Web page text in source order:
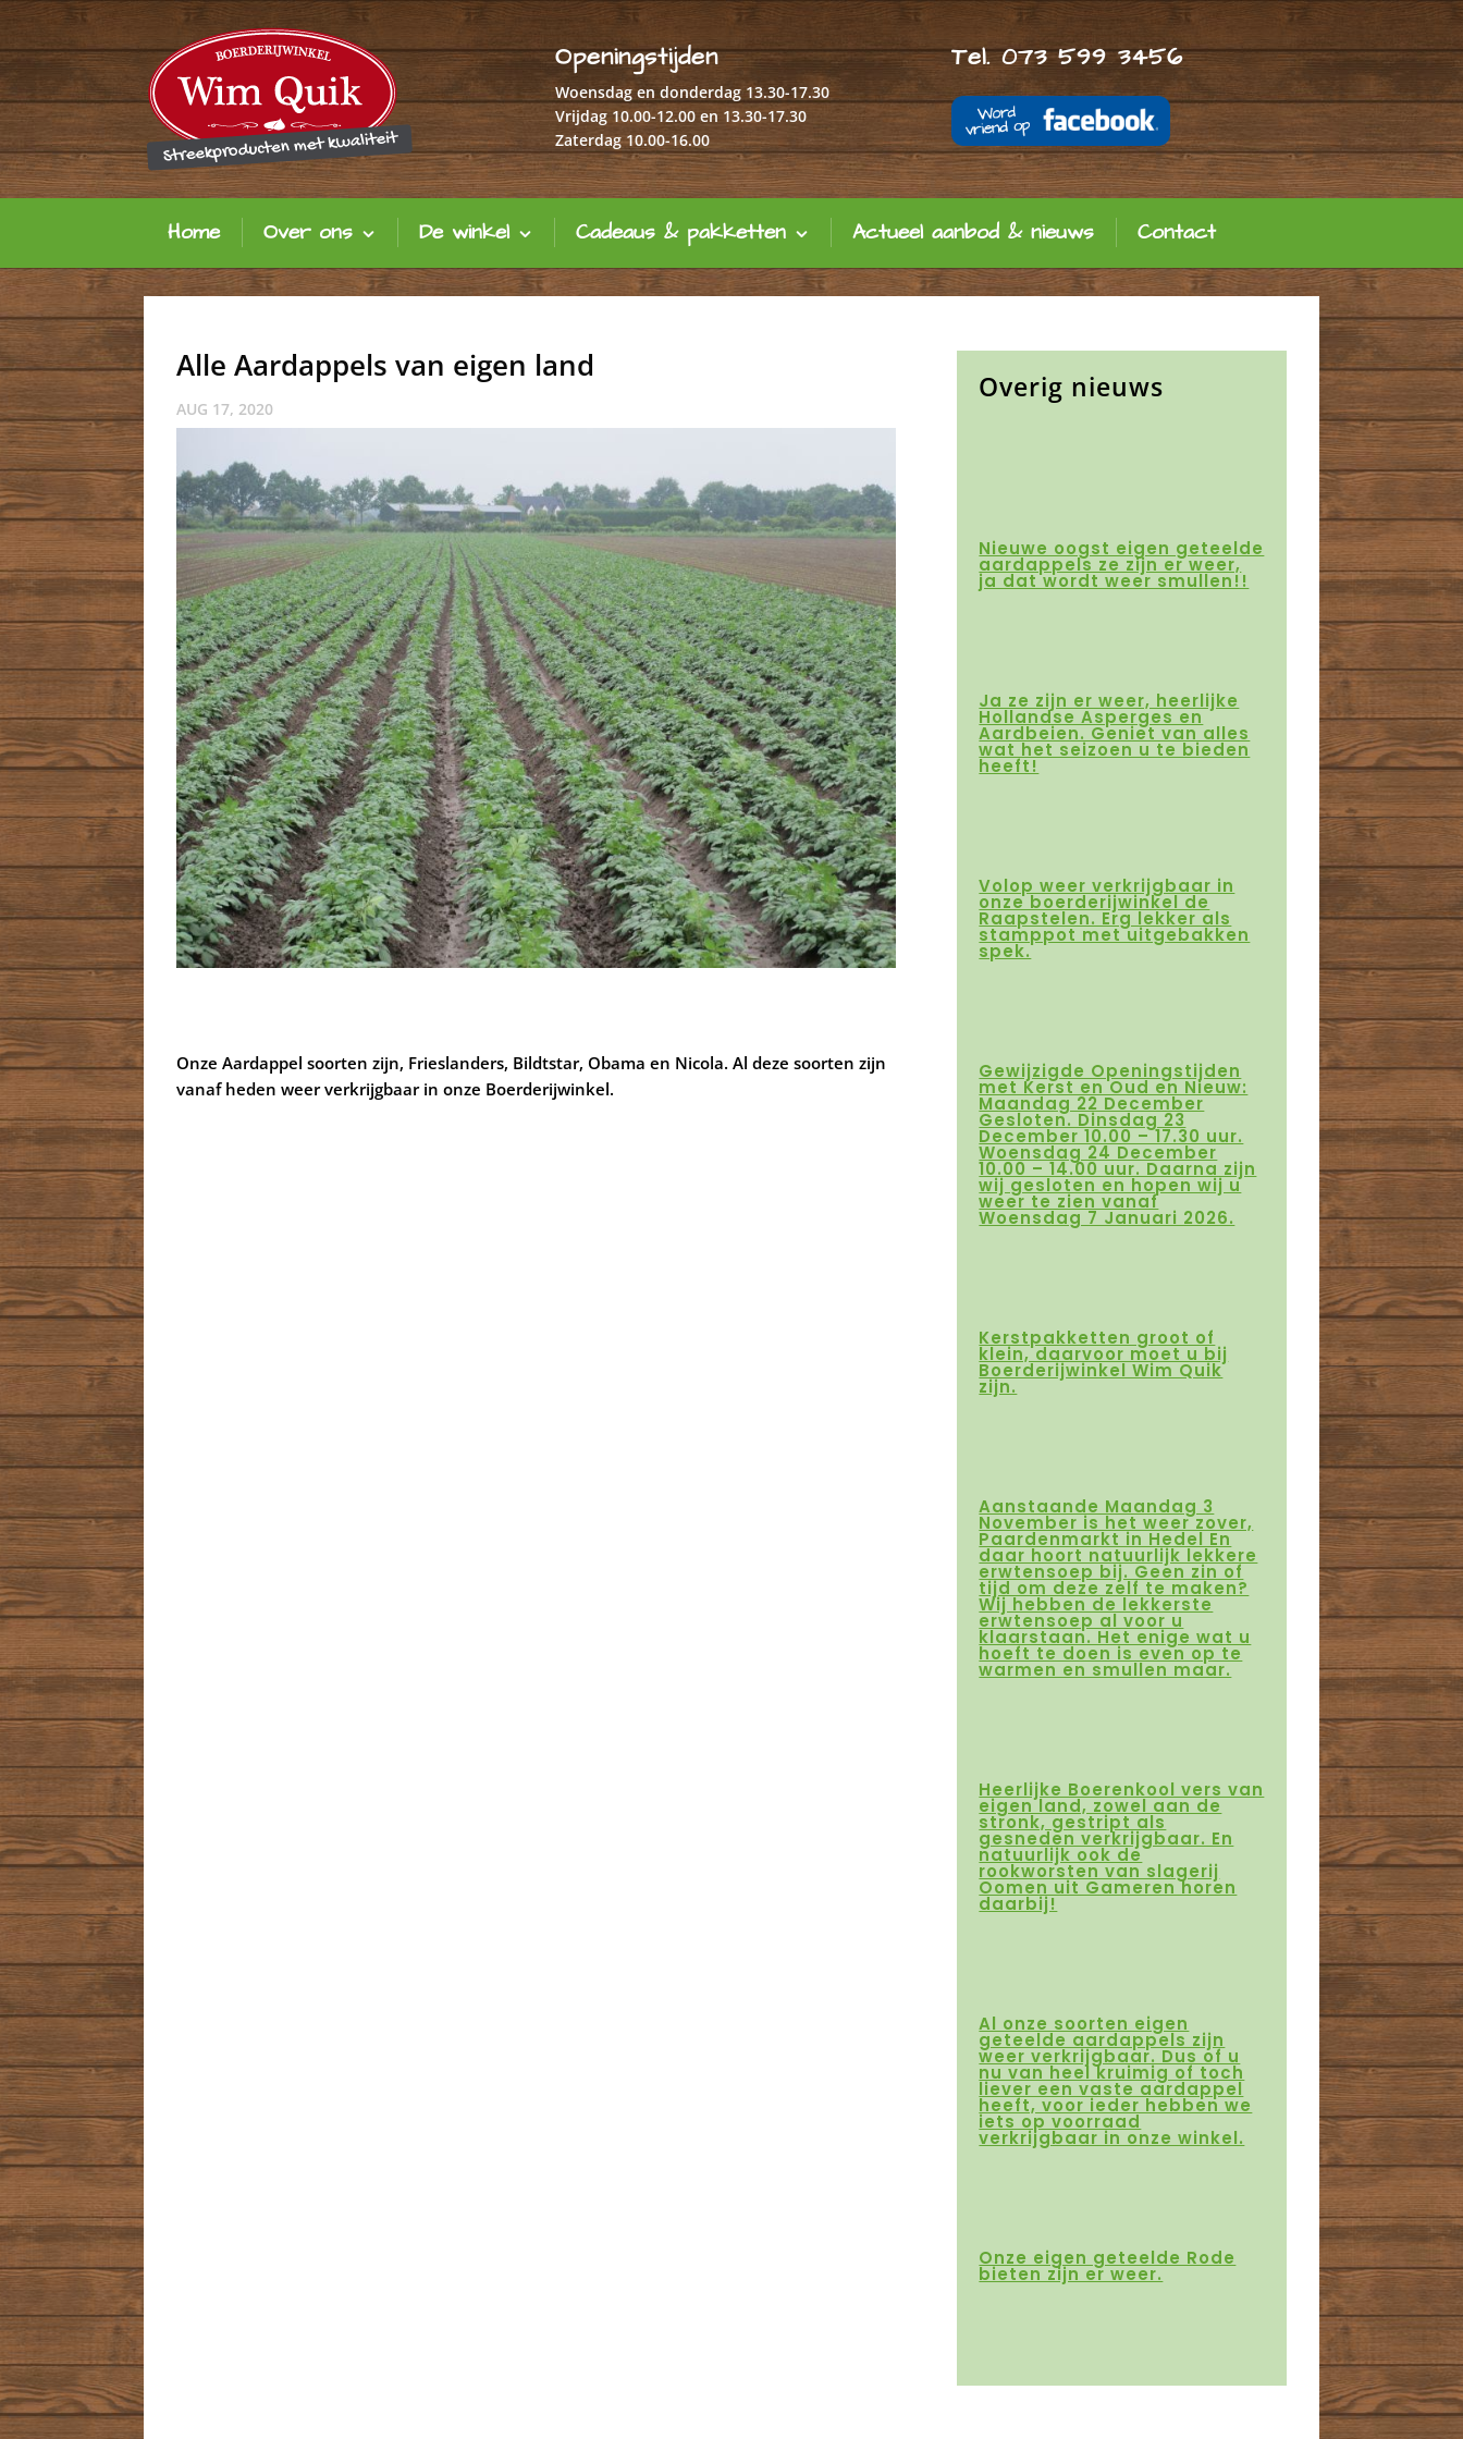
Openingstijden
Woensdag en donderdag 13.30-17.30
Vrijdag 10.00-12.00 en 13.30-17.30
Zaterdag 10.00-16.00
Tel. 073 599 3456
Home Over ons De winkel Cadeaus & pakketten Actueel aanbod & nieuws Contact
Alle Aardappels van eigen land
AUG 17, 2020
Onze Aardappel soorten zijn, Frieslanders, Bildtstar, Obama en Nicola. Al deze soorten zijn
vanaf heden weer verkrijgbaar in onze Boerderijwinkel.
Overig nieuws
Nieuwe oogst eigen geteelde
aardappels ze zijn er weer,
ja dat wordt weer smullen!!
Ja ze zijn er weer, heerlijke
Hollandse Asperges en
Aardbeien. Geniet van alles
wat het seizoen u te bieden
heeft!
Volop weer verkrijgbaar in
onze boerderijwinkel de
Raapstelen. Erg lekker als
stamppot met uitgebakken
spek.
Gewijzigde Openingstijden
met Kerst en Oud en Nieuw:
Maandag 22 December
Gesloten. Dinsdag 23
December 10.00 – 17.30 uur.
Woensdag 24 December
10.00 – 14.00 uur. Daarna zijn
wij gesloten en hopen wij u
weer te zien vanaf
Woensdag 7 Januari 2026.
Kerstpakketten groot of
klein, daarvoor moet u bij
Boerderijwinkel Wim Quik
zijn.
Aanstaande Maandag 3
November is het weer zover,
Paardenmarkt in Hedel En
daar hoort natuurlijk lekkere
erwtensoep bij. Geen zin of
tijd om deze zelf te maken?
Wij hebben de lekkerste
erwtensoep al voor u
klaarstaan. Het enige wat u
hoeft te doen is even op te
warmen en smullen maar.
Heerlijke Boerenkool vers van
eigen land, zowel aan de
stronk, gestript als
gesneden verkrijgbaar. En
natuurlijk ook de
rookworsten van slagerij
Oomen uit Gameren horen
daarbij!
Al onze soorten eigen
geteelde aardappels zijn
weer verkrijgbaar. Dus of u
nu van heel kruimig of toch
liever een vaste aardappel
heeft, voor ieder hebben we
iets op voorraad
verkrijgbaar in onze winkel.
Onze eigen geteelde Rode
bieten zijn er weer.